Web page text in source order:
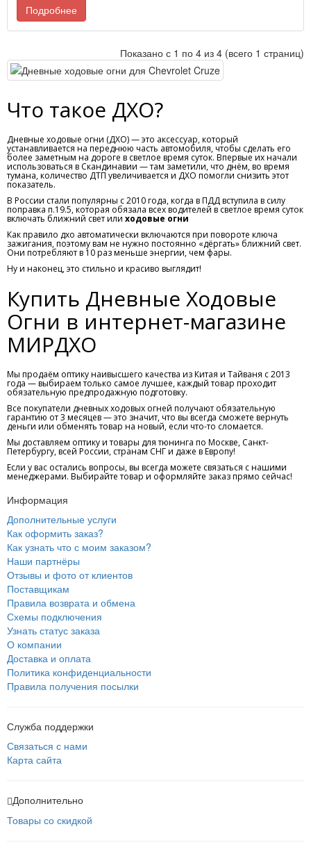
Подробнее
Показано с 1 по 4 из 4 (всего 1 страниц)
Что такое ДХО?
Дневные ходовые огни (ДХО) — это аксессуар, который
устанавливается на переднюю часть автомобиля, чтобы сделать его
более заметным на дороге в светлое время суток. Впервые их начали
использоваться в Скандинавии — там заметили, что днём, во время
тумана, количество ДТП увеличивается и ДХО помогли снизить этот
показатель.
В России стали популярны с 2010 года, когда в ПДД вступила в силу
поправка п.19.5, которая обязала всех водителей в светлое время суток
включать ближний свет или ходовые огни
Как правило дхо автоматически включаются при повороте ключа
зажигания, поэтому вам не нужно постоянно «дёргать» ближний свет.
Они потребляют в 10 раз меньше энергии, чем фары.
Ну и наконец, это стильно и красиво выглядит!
Купить Дневные Ходовые
Огни в интернет-магазине
МИРДХО
Мы продаём оптику наивысшего качества из Китая и Тайваня с 2013
года — выбираем только самое лучшее, каждый товар проходит
обязательную предпродажную подготовку.
Все покупатели дневных ходовых огней получают обязательную
гарантию от 3 месяцев — это значит, что вы всегда сможете вернуть
деньги или обменять товар на новый, если что-то сломается.
Мы доставляем оптику и товары для тюнинга по Москве, Санкт-
Петербургу, всей России, странам СНГ и даже в Европу!
Если у вас остались вопросы, вы всегда можете связаться с нашими
менеджерами. Выбирайте товар и оформляйте заказ прямо сейчас!
Информация
Дополнительные услуги
Как оформить заказ?
Как узнать что с моим заказом?
Наши партнёры
Отзывы и фото от клиентов
Поставщикам
Правила возврата и обмена
Схемы подключения
Узнать статус заказа
О компании
Доставка и оплата
Политика конфиденциальности
Правила получения посылки
Служба поддержки
Связаться с нами
Карта сайта
Дополнительно
Товары со скидкой